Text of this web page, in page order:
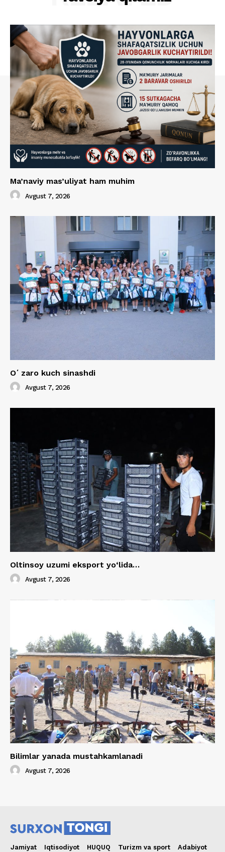
Ma’naviy mas’uliyat ham muhim
Avgust 7, 2026
Oʻzaro kuch sinashdi
Avgust 7, 2026
Oltinsoy uzumi eksport yo‘lida…
Avgust 7, 2026
Bilimlar yanada mustahkamlanadi
Avgust 7, 2026
Jamiyat Iqtisodiyot HUQUQ Turizm va sport
Adabiyot